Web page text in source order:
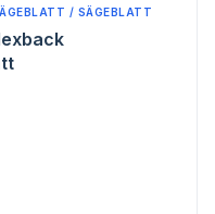
/ SÄGEBLATT